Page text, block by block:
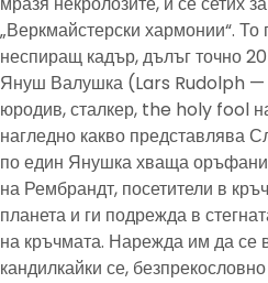
„Веркмайстерски хармонии“.
неспиращ кадър, дълъг точно
Януш Валушка (Lars Rudolph
юродив, сталкер, the holy fool
нагледно какво представлява
по един Янушка хваща
на Рембрандт, посетители в
планета и ги подрежда в
на кръчмата. Нарежда им да се
кандилкайки се,